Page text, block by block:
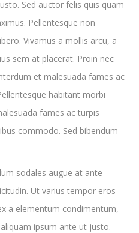
Sed auctor felis quis quam
Pellentesque non
Vivamus a mollis arcu, a
sem at placerat. Proin nec
et malesuada fames ac
habitant morbi
fames ac turpis
commodo. Sed bibendum
sodales augue at ante
Ut varius tempor eros
a elementum condimentum,
ipsum ante ut justo.